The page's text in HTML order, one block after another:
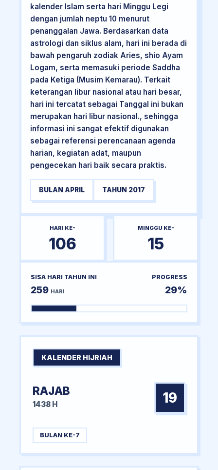
kalender Islam serta hari Minggu Legi
dengan jumlah neptu 10 menurut
penanggalan Jawa. Berdasarkan data
astrologi dan siklus alam, hari ini berada di
bawah pengaruh zodiak Aries, shio Ayam
Logam, serta memasuki periode Saddha
pada Ketiga (Musim Kemarau). Terkait
keterangan libur nasional atau hari besar,
hari ini tercatat sebagai Tanggal ini bukan
merupakan hari libur nasional., sehingga
informasi ini sangat efektif digunakan
sebagai referensi perencanaan agenda
harian, kegiatan adat, maupun
pengecekan hari baik secara praktis.
BULAN APRIL TAHUN 2017
HARI KE-
106
MINGGU KE-
15
SISA HARI TAHUN INI
259 HARI
PROGRESS
29%
KALENDER HIJRIAH
RAJAB
1438 H 19
BULAN KE-7